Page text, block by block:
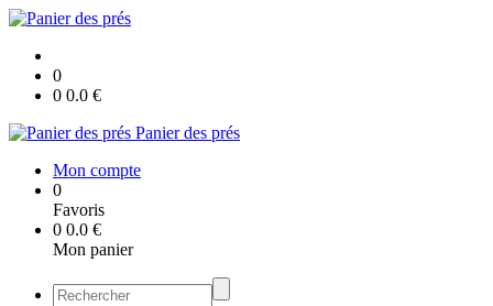
0
0 0.0 €
Panier des prés
Mon compte
0
Favoris
0 0.0 €
Mon panier